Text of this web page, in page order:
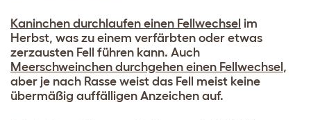
Kaninchen durchlaufen einen Fellwechsel im
Herbst, was zu einem verfärbten oder etwas
zerzausten Fell führen kann. Auch
Meerschweinchen durchgehen einen Fellwechsel ,
aber je nach Rasse weist das Fell meist keine
übermäßig auffälligen Anzeichen auf.